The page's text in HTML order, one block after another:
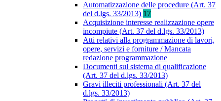
Automatizzazione delle procedure (Art. 37
del d.lgs. 33/2013) 17
Acquisizione interesse realizzazione opere
incompiute (Art. 37 del d.lgs. 33/2013)
Atti relativi alla programmazione di lavori,
opere, servizi e forniture / Mancata
redazione programmazione
Documenti sul sistema di qualificazione
(Art. 37 del d.lgs. 33/2013)
Gravi illeciti professionali (Art. 37 del
d.lgs. 33/2013)